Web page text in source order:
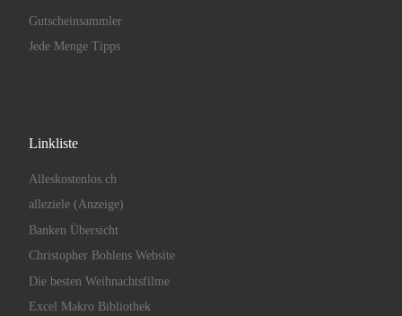
Gutscheinsammler
Jede Menge Tipps
Linkliste
Alleskostenlos.ch
alleziele (Anzeige)
Banken Übersicht
Christopher Bohlens Website
Die besten Weihnachtsfilme
Excel Makro Bibliothek